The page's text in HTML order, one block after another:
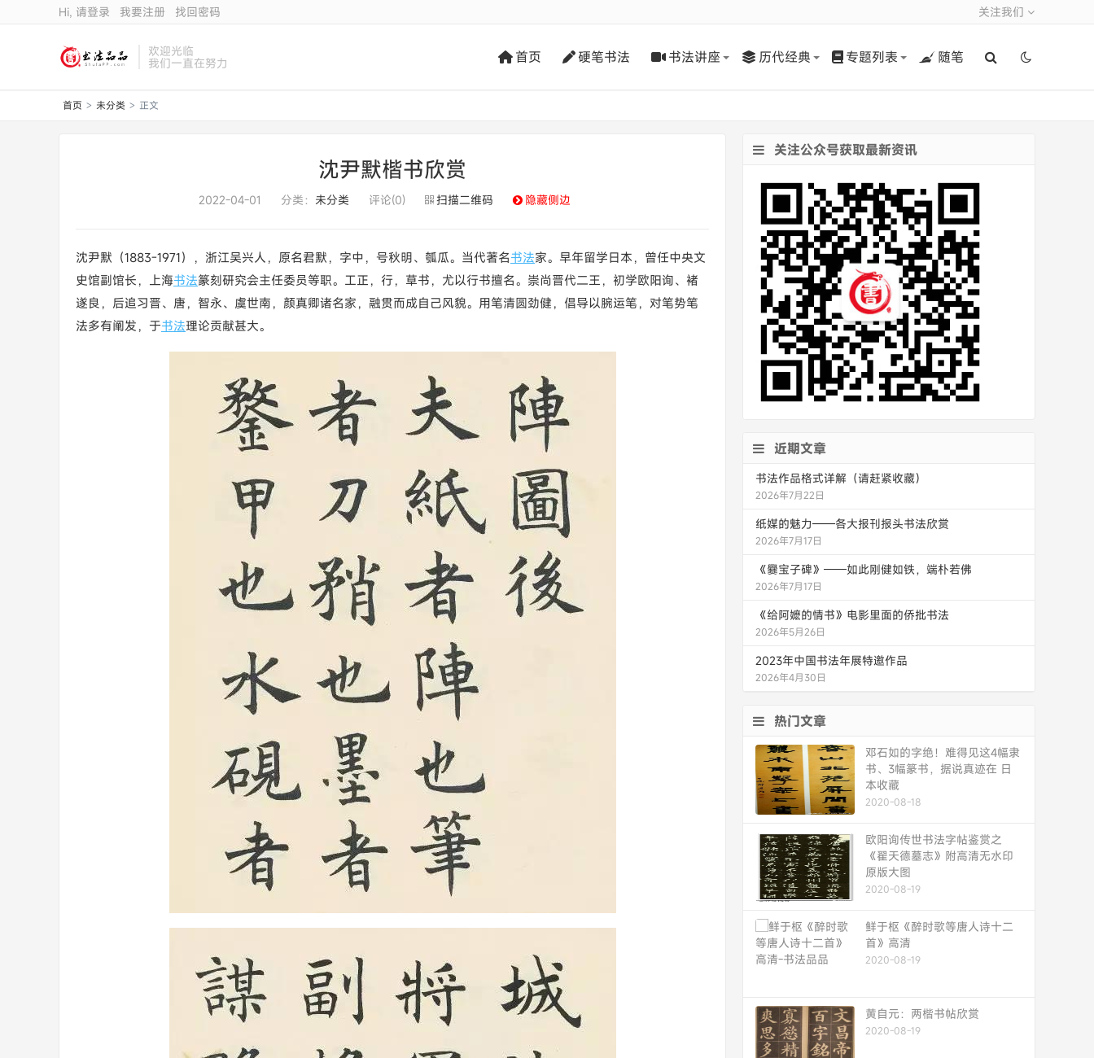
关注我们
Hi, 请登录 我要注册 找回密码
欢迎光临
我们一直在努力 首页 硬笔书法 书法讲座 历代经典 专题列表 随笔
首页 > 未分类 > 正文
沈尹默楷书欣赏
2022-04-01 分类： 未分类 评论(0) 扫描二维码 隐藏侧边
沈尹默（1883-1971），浙江吴兴人，原名君默，字中，号秋明、瓠瓜。当代著名书法家。早年留学日本，曾任中央文
史馆副馆长，上海书法篆刻研究会主任委员等职。工正，行，草书，尤以行书擅名。崇尚晋代二王，初学欧阳询、褚
遂良，后追习晋、唐，智永、虞世南，颜真卿诸名家，融贯而成自己风貌。用笔清圆劲健，倡导以腕运笔，对笔势笔
法多有阐发，于书法理论贡献甚大。
关注公众号获取最新资讯
近期文章
书法作品格式详解（请赶紧收藏）
2026年7月22日
纸媒的魅力——各大报刊报头书法欣赏
2026年7月17日
《爨宝子碑》——如此刚健如铁，端朴若佛
2026年7月17日
《给阿嬷的情书》电影里面的侨批书法
2026年5月26日
2023年中国书法年展特邀作品
2026年4月30日
热门文章
邓石如的字绝！难得见这4幅隶
书、3幅篆书，据说真迹在 日
本收藏
2020-08-18
欧阳询传世书法字帖鉴赏之
《翟天德墓志》附高清无水印
原版大图
2020-08-19
鲜于枢《醉时歌等唐人诗十二
首》高清
2020-08-19
黄自元：两楷书帖欣赏
2020-08-19